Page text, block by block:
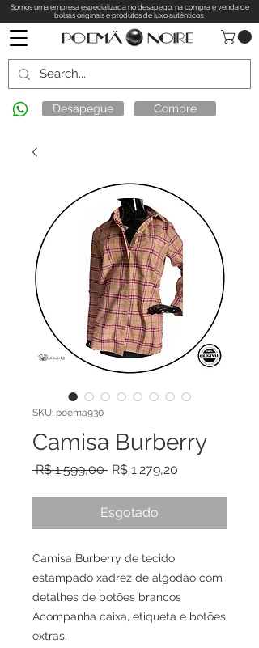
Somos uma empresa especializada no desapego, na compra e venda de
bolsas originais e produtos de luxo autênticos.
Desapegue Compre
SKU: poema930
Camisa Burberry
R$ 1.599,00 Preço normal
R$ 1.279,20
Esgotado
Camisa Burberry de tecido
estampado xadrez de algodão com
detalhes de botões brancos
Acompanha caixa, etiqueta e botões
extras.